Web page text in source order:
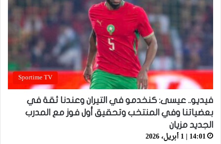
Sportime TV
فيديو.. عيسى: كنخدمو في التيران وعندنا ثقة في
بعضياتنا وفي المنتخب وتحقيق أول فوز مع المدرب
الجديد مزيان
14:01 | 1 أبريل، 2026